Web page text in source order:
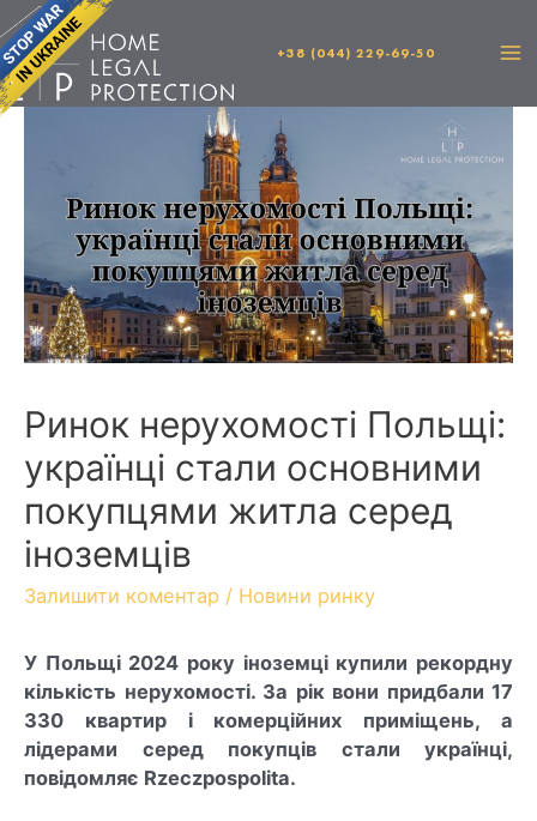
+38 (044) 229-69-50
Ринок нерухомості Польщі:
українці стали основними
покупцями житла серед
іноземців
Залишити коментар / Новини ринку
У Польщі 2024 року іноземці купили рекордну
кількість нерухомості. За рік вони придбали 17
330 квартир і комерційних приміщень, а
лідерами серед покупців стали українці,
повідомляє Rzeczpospolita.